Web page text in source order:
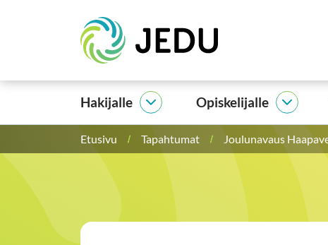
sisältöön
Etusivu
Hakijalle
Hakijalle
alasivut
Opiskelijalle
Etusivu Tapahtumat Joulunavaus